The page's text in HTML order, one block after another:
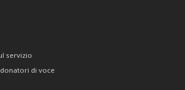
servizio
di voce